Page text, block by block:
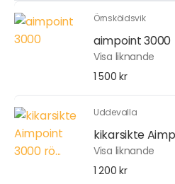
Örnsköldsvik
aimpoint 3000
Visa liknande
1 500 kr
Uddevalla
kikarsikte
Visa liknande
1 200 kr